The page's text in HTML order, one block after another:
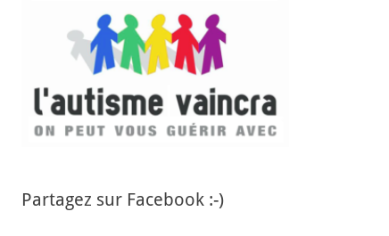
Partagez sur Facebook :-)